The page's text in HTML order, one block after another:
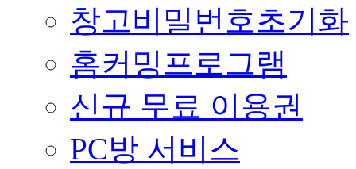
창고비밀번호초기화
홈커밍프로그램
신규 무료 이용권
PC방 서비스